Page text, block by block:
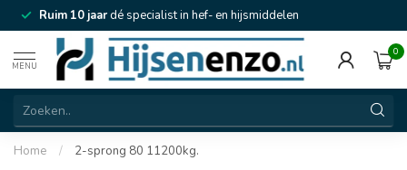
Ruim 10 jaardé specialist in hef- en hijsmiddelen
MENU
0
Home / 2-sprong 80 11200kg.